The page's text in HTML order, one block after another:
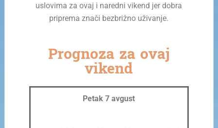
uslovima za ovaj i naredni vikend jer dobra
priprema znači bezbrižno uživanje.
Prognoza za ovaj
vikend
Petak 7 avgust